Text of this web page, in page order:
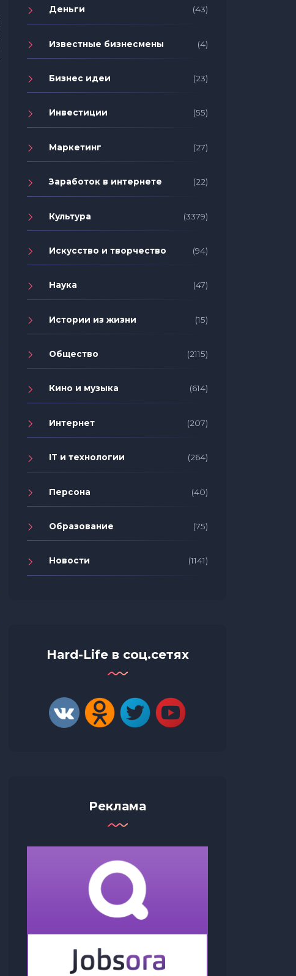
Почему вам нужны лайтбоксы?
Деньги (43)
Известные бизнесмены (4)
Бизнес идеи (23)
Инвестиции (55)
Маркетинг (27)
Заработок в интернете (22)
Культура (3379)
Искусство и творчество (94)
Наука (47)
Истории из жизни (15)
Общество (2115)
Кино и музыка (614)
Интернет (207)
IT и технологии (264)
Персона (40)
Образование (75)
Новости (1141)
Hard-Life в соц.сетях
Реклама